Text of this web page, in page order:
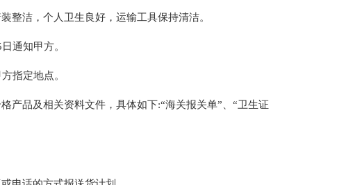
整洁，个人卫生良好，运输工具保持清洁。
通知甲方。
指定地点。
产品及相关资料文件，具体如下:“海关报关单”、“卫生证